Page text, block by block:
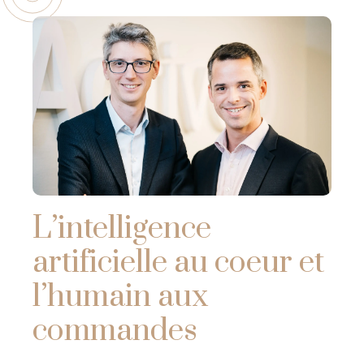
L’intelligence
artificielle au coeur et
l’humain aux
commandes